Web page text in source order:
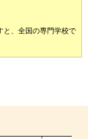
と、全国の専門学校で